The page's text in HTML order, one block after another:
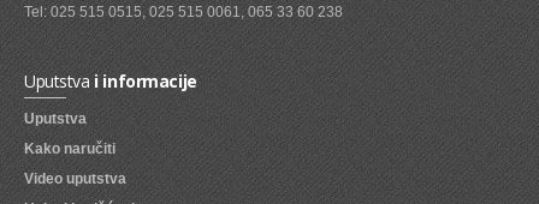
SVEZE VOCE
SVEZE POVRCE
DZEMOVI, MARMALADE I MED
BOMBONI
ZVAKE
Tel: 025 515 0515, 025 515 0061, 065 33 60 238
Uputstvai informacije
Uputstva
Kako naručiti
Video uputstva